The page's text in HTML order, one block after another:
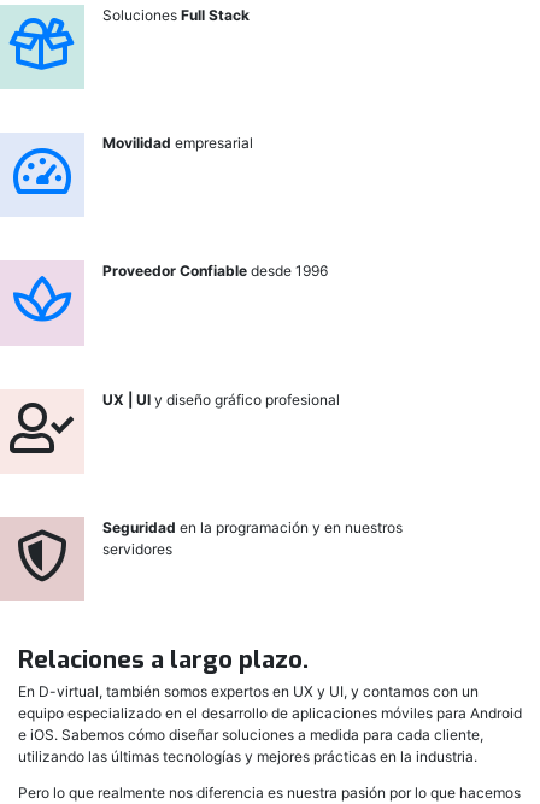
SolucionesFull Stack
Movilidad empresarial
Proveedor Confiable desde 1996
UX | UI y diseño gráfico profesional
Seguridad en la programación y en nuestros
servidores
Relaciones a largo plazo.
En D-virtual, también somos expertos en UX y UI, y contamos con un
equipo especializado en el desarrollo de aplicaciones móviles para Android
e iOS. Sabemos cómo diseñar soluciones a medida para cada cliente,
utilizando las últimas tecnologías y mejores prácticas en la industria.
Pero lo que realmente nos diferencia es nuestra pasión por lo que hacemos